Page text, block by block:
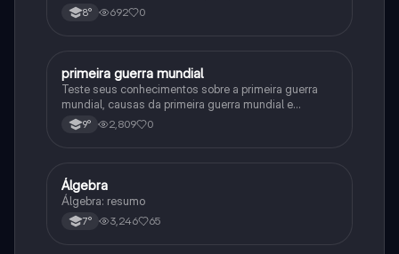
8° 692 0
História
primeira guerra mundial
Teste seus conhecimentos sobre a primeira guerra
mundial, causas da primeira guerra mundial e
consequências da Primeira Guerra Mundial, fases da
primeira guerra mundial
9° 2,809 0
Matematica
Álgebra
Álgebra: resumo
7° 3,246 65